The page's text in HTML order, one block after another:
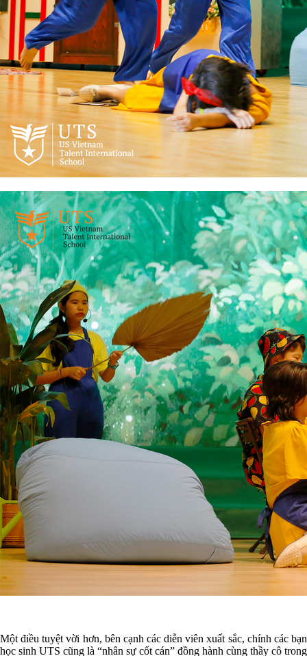
Một điều tuyệt vời hơn, bên cạnh các diễn viên xuất sắc, chính các bạn
học sinh UTS cũng là “nhân sự cốt cán” đồng hành cùng thầy cô trong